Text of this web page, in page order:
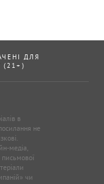
ДЛЯ
(21+)
в
не
медіа,
чи